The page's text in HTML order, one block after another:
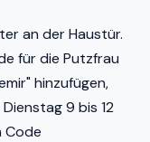
an der Haustür.
für die Putzfrau
hinzufügen,
9 bis 12
Code